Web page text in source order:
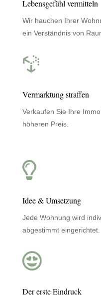
Lebensgefühl vermitteln
Wir hauchen Ihrer
ein Verständnis von

Vermarktung straffen
Verkaufen Sie Ihre
höheren Preis.

Idee & Umsetzung
Jede Wohnung wird
abgestimmt eingerichtet.

Der erste Eindruck